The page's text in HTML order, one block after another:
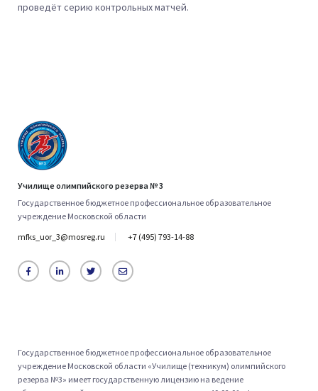
проведёт серию контрольных матчей.
Училище олимпийского резерва № 3
Государственное бюджетное профессиональное образовательное
учреждение Московской области
mfks_uor_3@mosreg.ru
+7 (495) 793-14-88
Государственное бюджетное профессиональное образовательное
учреждение Московской области «Училище (техникум) олимпийского
резерва №3» имеет государственную лицензию на ведение